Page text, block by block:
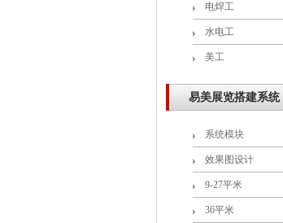
电焊工
水电工
美工
易美展览搭建系统
系统模块
效果图设计
9-27平米
36平米